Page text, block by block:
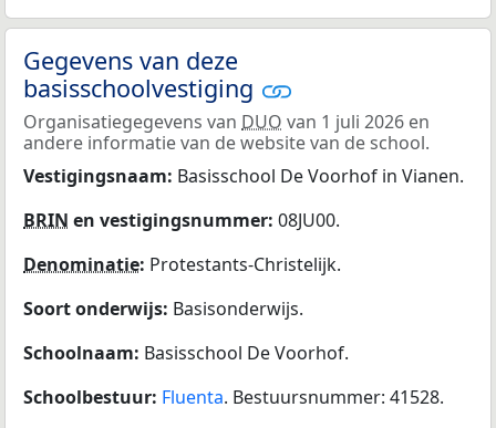
Gegevens van deze
basisschoolvestiging
Organisatiegegevens van DUO van 1 juli 2026 en
andere informatie van de website van de school.
Vestigingsnaam: Basisschool De Voorhof in Vianen.
BRIN en vestigingsnummer: 08JU00.
Denominatie: Protestants-Christelijk.
Soort onderwijs: Basisonderwijs.
Schoolnaam: Basisschool De Voorhof.
Schoolbestuur: Fluenta. Bestuursnummer: 41528.